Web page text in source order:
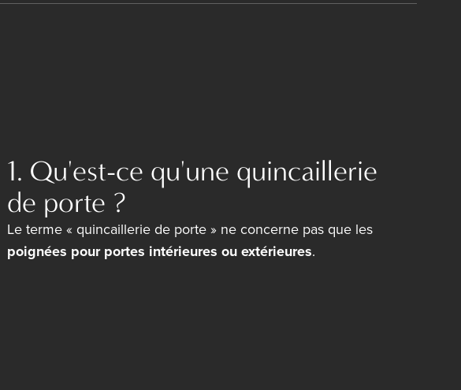
1. Qu'est-ce qu'une quincaillerie
de porte ?
Le terme « quincaillerie de porte » ne concerne pas que les
poignées pour portes intérieures ou extérieures.